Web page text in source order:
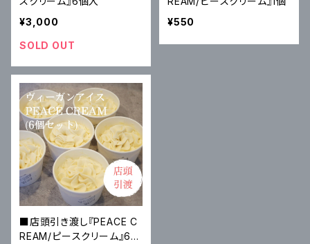
¥3,000
SOLD OUT
¥550
■店頭引き渡し『PEACE C
REAM/ピースクリーム』6個